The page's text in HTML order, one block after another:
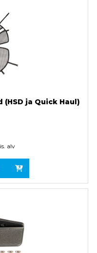
ja Quick Haul)
alv